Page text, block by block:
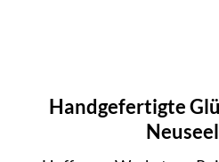
Handgefertigte